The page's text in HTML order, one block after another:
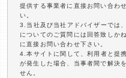
提供する事業者に直接お問い合わ
い。
3.当社及び当社アドバイザーでは
についてのご質問には回答致しか
に直接お問い合わせ下さい。
4.本サイトに関して、利用者と提
が発生した場合、当事者間で解決
せん。